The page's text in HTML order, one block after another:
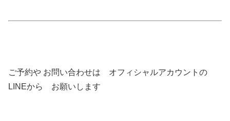
ご予約や お問い合わせは オフィシャルアカウントの
LINEから お願いします